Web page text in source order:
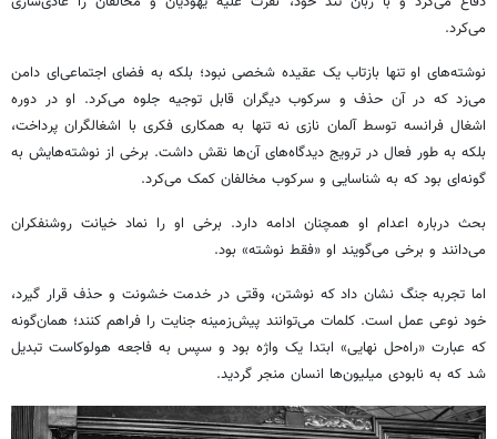
می‌کرد.
نوشته‌های او تنها بازتاب یک عقیده شخصی نبود؛ بلکه به فضای اجتماعی‌ای دامن
می‌زد که در آن حذف و سرکوب دیگران قابل توجیه جلوه می‌کرد. او در دوره
اشغال فرانسه توسط آلمان نازی نه تنها به همکاری فکری با اشغالگران پرداخت،
بلکه به طور فعال در ترویج دیدگاه‌های آن‌ها نقش داشت. برخی از نوشته‌هایش به
گونه‌ای بود که به شناسایی و سرکوب مخالفان کمک می‌کرد.
بحث درباره اعدام او همچنان ادامه دارد. برخی او را نماد خیانت روشنفکران
می‌دانند و برخی می‌گویند او «فقط نوشته» بود.
اما تجربه جنگ نشان داد که نوشتن، وقتی در خدمت خشونت و حذف قرار گیرد،
خود نوعی عمل است. کلمات می‌توانند پیش‌زمینه جنایت را فراهم کنند؛ همان‌گونه
که عبارت «راه‌حل نهایی» ابتدا یک واژه بود و سپس به فاجعه هولوکاست تبدیل
شد که به نابودی میلیون‌ها انسان منجر گردید.